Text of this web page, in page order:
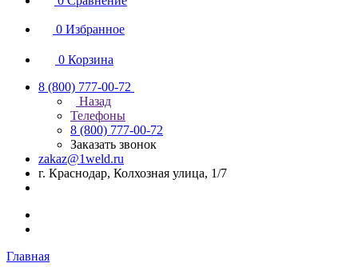
0 Избранное
0 Корзина
8 (800) 777-00-72
Назад
Телефоны
8 (800) 777-00-72
Заказать звонок
zakaz@1weld.ru
г. Краснодар, Колхозная улица, 1/7
Главная